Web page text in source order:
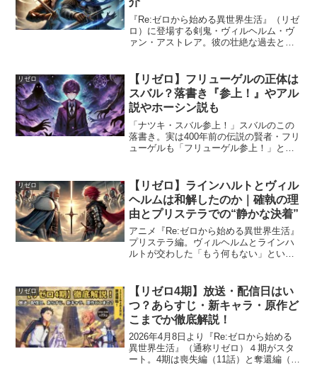
『Re:ゼロから始める異世界生活』（リゼ
ロ）に登場する剣鬼・ヴィルヘルム・ヴ
ァン・アストレア。彼の壮絶な過去と現
本記事では、ヴィルヘルムの若い頃と現
在を演じた声優につ...
リゼロ
【リゼロ】フリューゲルの正体は
スバル？落書き『参上！』やアル
説やホーシン説も
「ナツキ・スバル参上！」スバルのこの
落書き。実は400年前の伝説の賢者・フリ
ューゲルも「フリューゲル参上！」とと
ーゲル同一人物説」。この記事ではフリ
ューゲルの正体を考察...
リゼロ
【リゼロ】ラインハルトとヴィル
ヘルムは和解したのか｜確執の理
由とプリステラでの“静かな決着”
アニメ『Re:ゼロから始める異世界生活』
プリステラ編。ヴィルヘルムとラインハ
ルトが交わした「もう何もない」という
論から言えば、両者の間に“明確な和解”は
描かれていません...
リゼロ
【リゼロ4期】放送・配信日はい
つ？あらすじ・新キャラ・原作ど
こまでか徹底解説！
2026年4月8日より『Re:ゼロから始める
異世界生活』（通称リゼロ）４期がスタ
ート。4期は喪失編（11話）と奪還編（8